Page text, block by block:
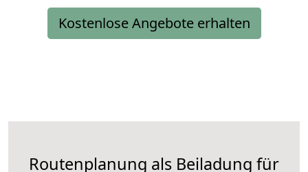
Kostenlose Angebote erhalten
Routenplanung als Beiladung für